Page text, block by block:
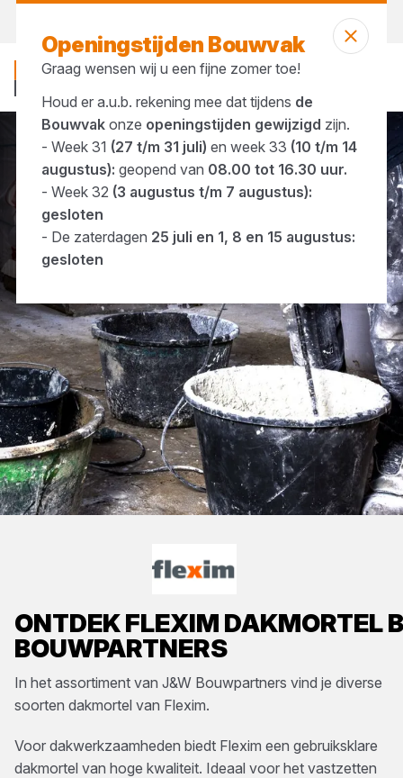
ONTDEKFLEXIM DAKMORTEL
BOUWPARTNERS
In het assortiment van J&W Bouwpartners vind je diverse
soorten dakmortel van Flexim.
Voor dakwerkzaamheden biedt Flexim een gebruiksklare
dakmortel van hoge kwaliteit. Ideaal voor het vastzetten
Merken Flexim
Openingstijden Bouwvak
Graag wensen wij u een fijne zomer toe!
Houd er a.u.b. rekening mee dat tijdens de
Bouwvakonze openingstijden gewijzigd zijn.
- Week 31 (27 t/m 31 juli) en week 33 (10 t/m 14
augustus): geopend van 08.00 tot 16.30 uur.
- Week 32 (3 augustus t/m 7 augustus):
gesloten
- De zaterdagen 25 juli en 1, 8 en 15 augustus:
gesloten